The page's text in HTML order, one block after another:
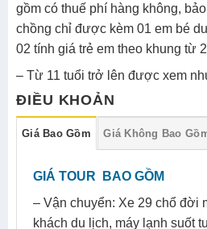
gồm có thuế phí hàng không,
chồng chỉ được kèm 01 em bé
02 tính giá trẻ em theo khung từ
– Từ 11 tuổi trở lên được xem
ĐIỀU KHOẢN
Giá Bao Gồm Giá Không Bao
GIÁ TOUR BAO GỒM
– Vận chuyển: Xe 29 chổ đời
khách du lịch, máy lạnh suốt